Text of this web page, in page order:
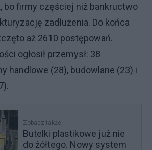
bo firmy częściej niż bankructwo
zadłużenia. Do końca
aż 2610 postępowań.
ogłosił przemysł: 38
handlowe (28), budowlane (23) i
Zobacz także
Butelki plastikowe już nie
do żółtego. Nowy system